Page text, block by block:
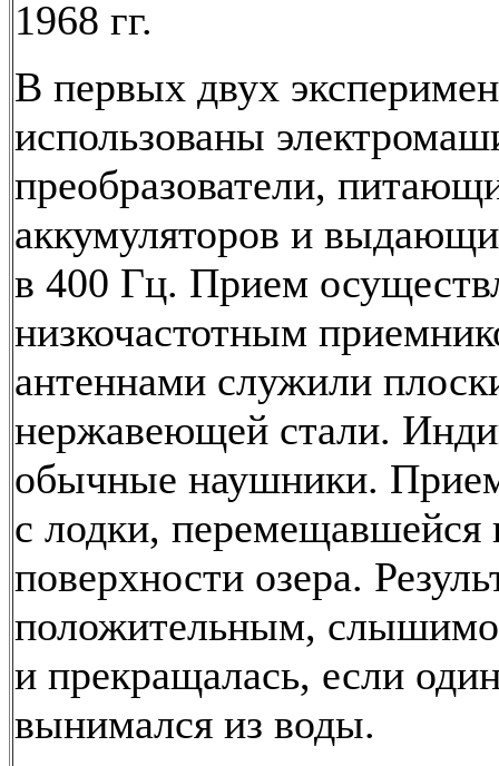
1968 гг.
В первых двух
использованы
преобразователи,
аккумуляторов и
в 400 Гц. Прием
низкочастотным
антеннами служили
нержавеющей стали.
обычные наушники.
с лодки, перемещавшейся
поверхности озера.
положительным,
и прекращалась, если
вынимался из воды.